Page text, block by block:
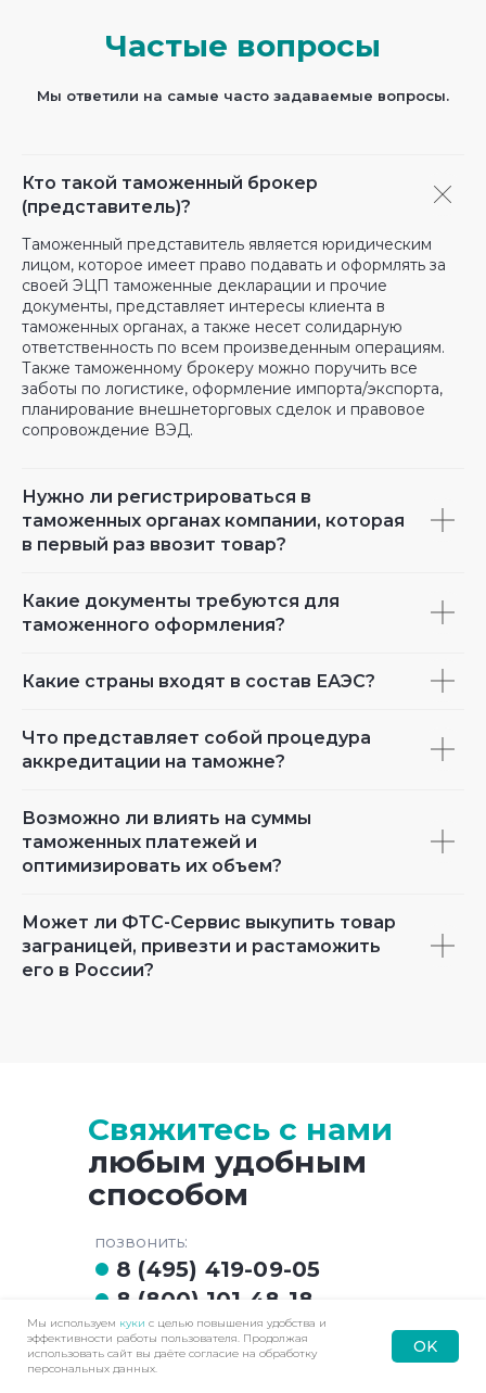
Наверх Позвонить
Мы используем куки с целью повышения удобства и
эффективности работы пользователя. Продолжая
использовать сайт вы даёте согласие на обработку
персональных данных.
OK
Частые вопросы
Мы ответили на самые часто задаваемые вопросы.
Кто такой таможенный брокер
(представитель)?
Таможенный представитель является юридическим
лицом, которое имеет право подавать и оформлять за
своей ЭЦП таможенные декларации и прочие
документы, представляет интересы клиента в
таможенных органах, а также несет солидарную
ответственность по всем произведенным операциям.
Также таможенному брокеру можно поручить все
заботы по логистике, оформление импорта/экспорта,
планирование внешнеторговых сделок и правовое
сопровождение ВЭД.
Нужно ли регистрироваться в
таможенных органах компании, которая
в первый раз ввозит товар?
Какие документы требуются для
таможенного оформления?
Какие страны входят в состав ЕАЭС?
Что представляет собой процедура
аккредитации на таможне?
Возможно ли влиять на суммы
таможенных платежей и
оптимизировать их объем?
Может ли ФТС-Сервис выкупить товар
заграницей, привезти и растаможить
его в России?
написать на почту:
8 (800) 101-48-18
8 (495) 419-09-05
позвонить:
Свяжитесь с нами
любым удобным
способом